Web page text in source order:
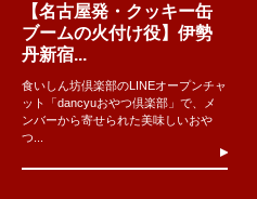
【名古屋発・クッキー缶
ブームの火付け役】伊勢
丹新宿...
食いしん坊倶楽部のLINEオープンチャ
ット「dancyuおやつ倶楽部」で、メ
ンバーから寄せられた美味しいおや
つ...